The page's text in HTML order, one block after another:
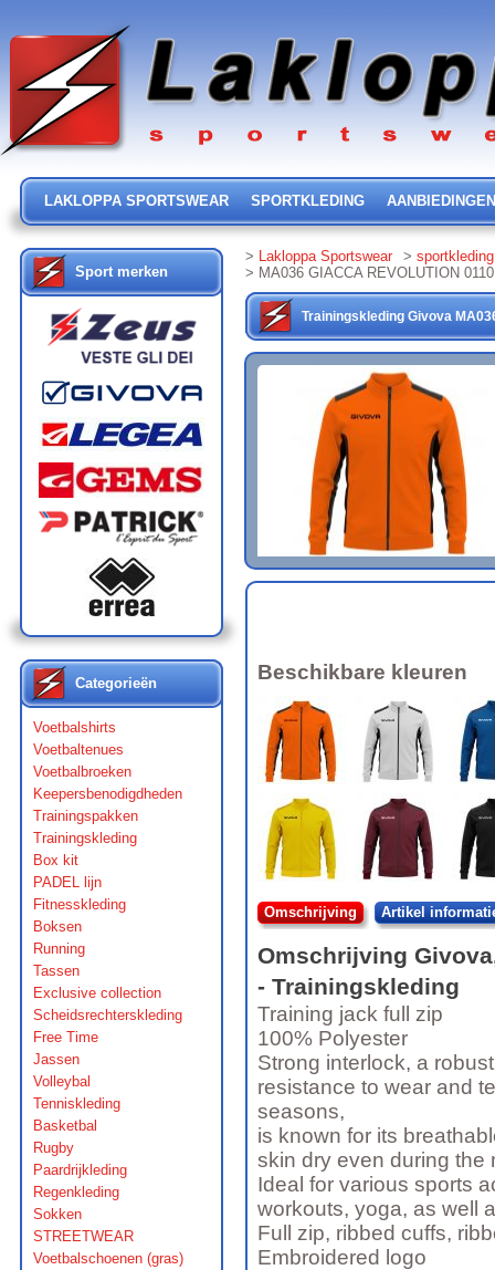
LAKLOPPA SPORTSWEAR SPORTKLEDING AANBIEDINGEN
Sport merken
Categorieën
Voetbalshirts
Voetbaltenues
Voetbalbroeken
Keepersbenodigdheden
Trainingspakken
Trainingskleding
Box kit
PADEL lijn
Fitnesskleding
Boksen
Running
Tassen
Exclusive collection
Scheidsrechterskleding
Free Time
Jassen
Volleybal
Tenniskleding
Basketbal
Rugby
Paardrijkleding
Regenkleding
Sokken
STREETWEAR
Voetbalschoenen (gras)
> Lakloppa Sportswear > sportkleding
> MA036 GIACCA REVOLUTION 0110
Trainingskleding Givova
Beschikbare kleuren
Omschrijving Artikel
Omschrijving Givova
- Trainingskleding
Training jack full zip
100% Polyester
Strong interlock, a
resistance to wear and
seasons,
is known for its
skin dry even during the
Ideal for various sports
workouts, yoga, as well
Full zip, ribbed cuffs,
Embroidered logo